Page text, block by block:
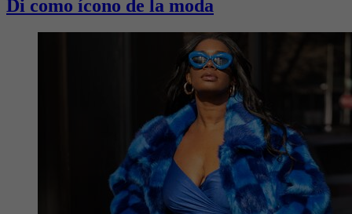
Di como ícono de la moda